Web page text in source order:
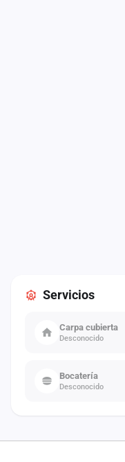
Servicios
Carpa cubierta
Desconocido
Bocatería
Desconocido